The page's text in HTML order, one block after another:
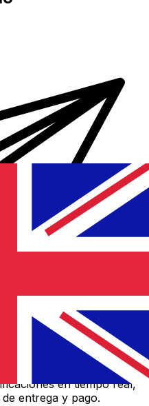
internacionales Xe
rápida, segura y fácil.
en tiempo real,
entrega y pago.